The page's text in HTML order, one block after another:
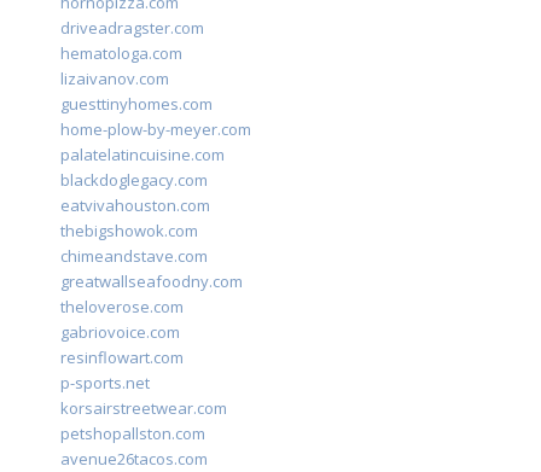
driveadragster.com
hematologa.com
lizaivanov.com
guesttinyhomes.com
home-plow-by-meyer.com
palatelatincuisine.com
blackdoglegacy.com
eatvivahouston.com
thebigshowok.com
chimeandstave.com
greatwallseafoodny.com
theloverose.com
gabriovoice.com
resinflowart.com
p-sports.net
korsairstreetwear.com
petshopallston.com
avenue26tacos.com